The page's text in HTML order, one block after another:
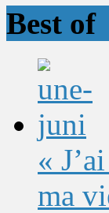
Best of
«
ma